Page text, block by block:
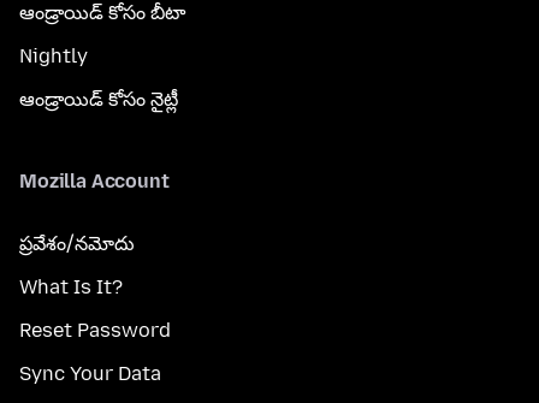
ఆండ్రాయిడ్ కోసం బీటా
Nightly
ఆండ్రాయిడ్ కోసం నైట్లీ
Mozilla Account
ప్రవేశం/నమోదు
What Is It?
Reset Password
Sync Your Data